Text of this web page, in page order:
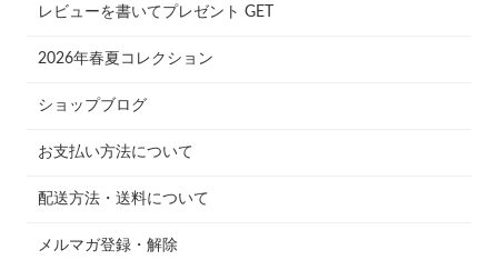
レビューを書いてプレゼント GET
2026年春夏コレクション
ショップブログ
お支払い方法について
配送方法・送料について
メルマガ登録・解除